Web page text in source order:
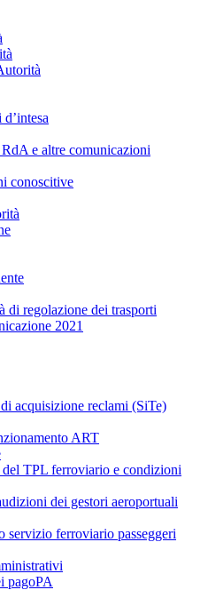
e altre comunicazioni
conoscitive
di regolazione dei trasporti
2021
acquisizione reclami (SiTe)
ART
TPL ferroviario e condizioni
dei gestori aeroportuali
servizio ferroviario passeggeri
pagoPA